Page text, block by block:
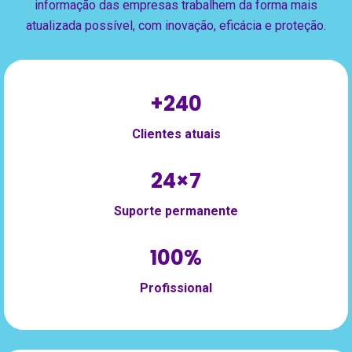
informação das empresas trabalhem da forma mais
atualizada possível, com inovação, eficácia e proteção.
+240
Clientes atuais
24×7
Suporte permanente
100%
Profissional